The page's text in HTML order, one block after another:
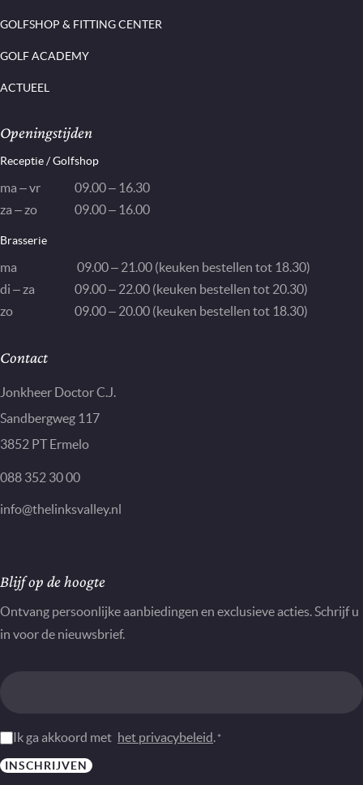
GOLFSHOP & FITTING CENTER
GOLF ACADEMY
ACTUEEL
Openingstijden
Receptie / Golfshop
ma – vr
09.00 – 16.30
za – zo
09.00 – 16.00
Brasserie
ma
09.00 – 21.00 (keuken bestellen tot 18.30)
di – za
09.00 – 22.00 (keuken bestellen tot 20.30)
zo
09.00 – 20.00 (keuken bestellen tot 18.30)
Contact
Jonkheer Doctor C.J.
Sandbergweg 117
3852 PT Ermelo
088 352 30 00
info@thelinksvalley.nl
Nieuwsbrief
Blijf op de hoogte
Ontvang persoonlijke aanbiedingen en exclusieve acties. Schrijf u
in voor de nieuwsbrief.
Instemming
*
Ik ga akkoord met het privacybeleid. *
INSCHRIJVEN